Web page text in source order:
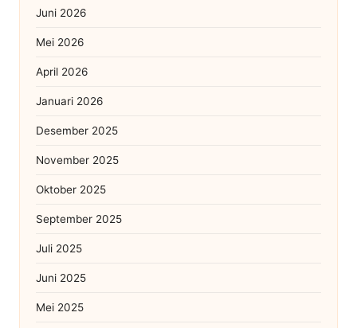
Juni 2026
Mei 2026
April 2026
Januari 2026
Desember 2025
November 2025
Oktober 2025
September 2025
Juli 2025
Juni 2025
Mei 2025